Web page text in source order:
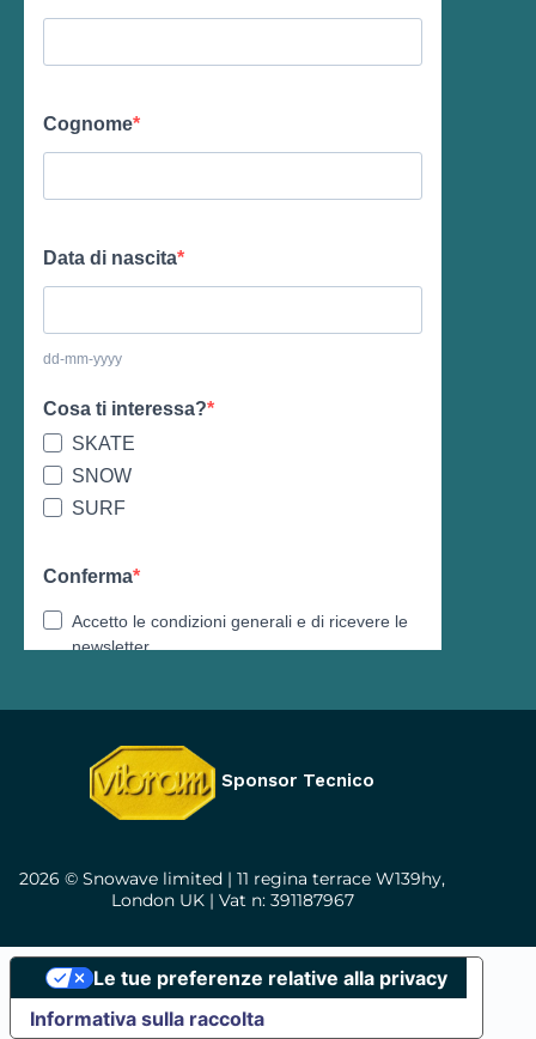
Sponsor Tecnico
2026 © Snowave limited | 11 regina terrace W139hy,
London UK | Vat n: 391187967
Informativa sulla raccolta
Le tue preferenze relative alla privacy